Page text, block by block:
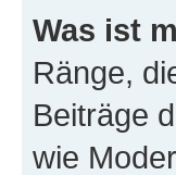
Was ist
Ränge,
Beiträge
wie